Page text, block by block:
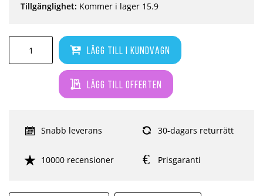
Lägg till i kundvagn
Lägg till offerten
Tillgänglighet: Kommer i lager 15.9
Snabb leverans 30-dagars returrätt
10000 recensioner Prisgaranti